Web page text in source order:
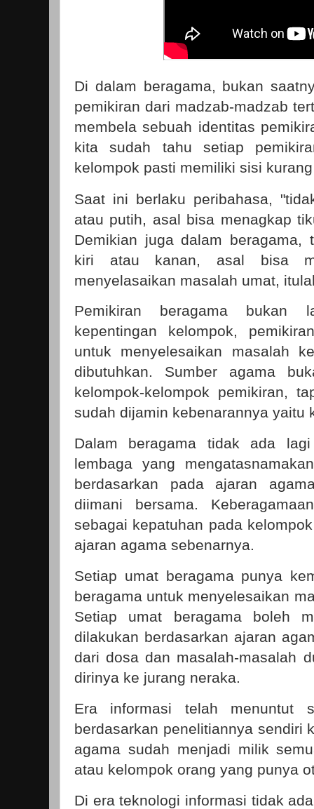
Di dalam beragama, bukan
pemikiran dari madzab-madzab
membela sebuah identitas
kita sudah tahu setiap
kelompok pasti memiliki sisi
Saat ini berlaku peribahasa,
atau putih, asal bisa menagkap
Demikian juga dalam beragama,
kiri atau kanan, asal bisa
menyelasaikan masalah umat,
Pemikiran beragama bukan
kepentingan kelompok,
untuk menyelesaikan masalah
dibutuhkan. Sumber agama
kelompok-kelompok pemikiran,
sudah dijamin kebenarannya yaitu
Dalam beragama tidak ada
lembaga yang
berdasarkan pada ajaran
diimani bersama.
sebagai kepatuhan pada
ajaran agama sebenarnya.
Setiap umat beragama punya
beragama untuk menyelesaikan
Setiap umat beragama boleh
dilakukan berdasarkan ajaran
dari dosa dan masalah-masalah
dirinya ke jurang neraka.
Era informasi telah menuntut
berdasarkan penelitiannya sendiri
agama sudah menjadi milik
atau kelompok orang yang punya
Di era teknologi informasi tidak